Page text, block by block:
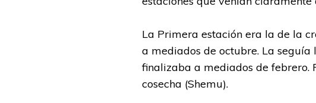
La Primera estación era la de la
a mediados de octubre. La
finalizaba a mediados de febrero.
cosecha (Shemu).